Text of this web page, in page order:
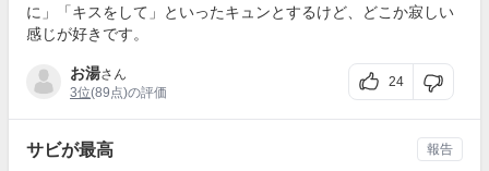
に」「キスをして」といったキュンとするけど、どこか寂しい
感じが好きです。
お湯さん
3位(89点)の評価
24
サビが最高 報告